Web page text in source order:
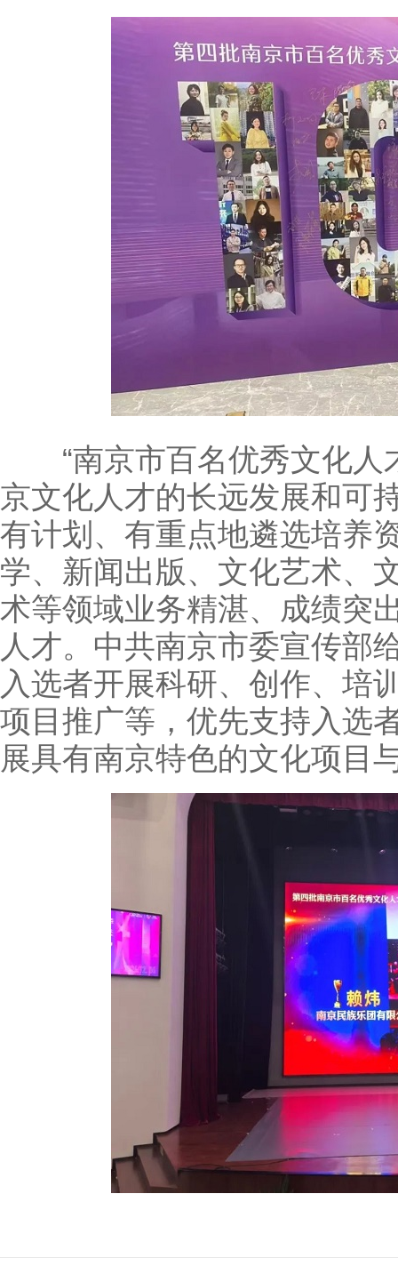
“南京市百名优秀文化人
京文化人才的长远发展和可
有计划、有重点地遴选培养
学、新闻出版、文化艺术、
术等领域业务精湛、成绩突
人才。中共南京市委宣传部
入选者开展科研、创作、培
项目推广等，优先支持入选
展具有南京特色的文化项目